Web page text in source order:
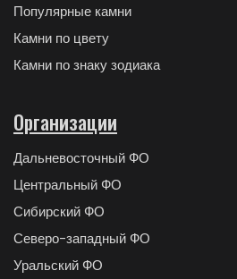
Популярные камни
Камни по цвету
Камни по знаку зодиака
Организации
Дальневосточный ФО
Центральный ФО
Сибирский ФО
Северо-западный ФО
Уральский ФО